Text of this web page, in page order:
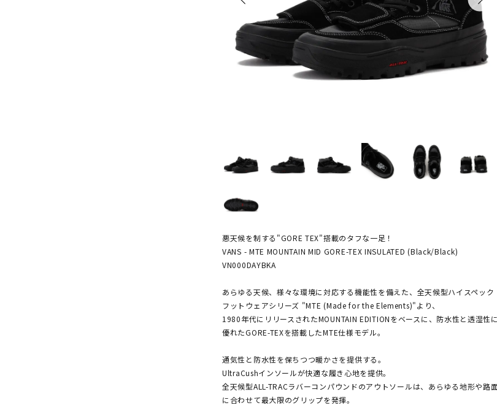
NEW BALANCE NUMERIC
(ニューバランス ヌメリック)
(ヴ
Growth
悪天候を制する"GORE TEX"搭載のタフな一足！
VANS - MTE MOUNTAIN MID GORE-TEX INSULATED (Black/Black)
VN000DAYBKA
あらゆる天候、様々な環境に対応する機能性を備えた、全天候型ハイスペック
フットウェアシリーズ "MTE (Made for the Elements)"より、
1980年代にリリースされたMOUNTAIN EDITIONをベースに、防水性と透湿性に
優れたGORE-TEXを搭載したMTE仕様モデル。
通気性と防水性を保ちつつ暖かさを提供する。
UltraCushインソールが快適な履き心地を提供。
全天候型ALL-TRACラバーコンパウンドのアウトソールは、あらゆる地形や路
に合わせて最大限のグリップを発揮。